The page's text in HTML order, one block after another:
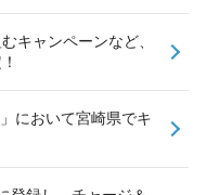
キャンペーンなど、
において宮崎県でキ